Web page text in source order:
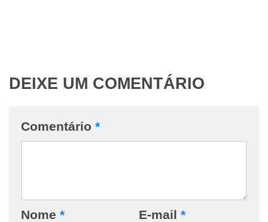
DEIXE UM COMENTÁRIO
Comentário *
Nome * E-mail *